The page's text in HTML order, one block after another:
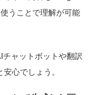
うことで理解が可能
ャットボットや翻訳
心でしょう。